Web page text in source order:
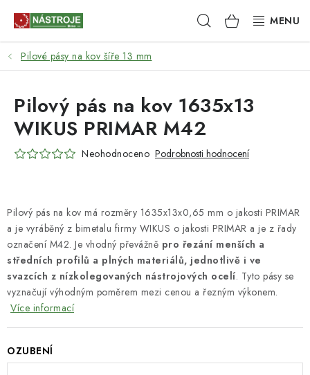
Hledat NÁKUPNÍ
KOŠÍK
NÁSTROJE
AKCE
BRUSIVO
RUČNÍ NÁŘADÍ, PŘÍPRAVKY
STROJE
KONTAKTY
DÁRKOVÉ POUKAZY
Pilové pásy na kov šíře 13 mm
Pilový pás na kov má rozměry 1635x13x0,65 mm o jakosti PRIMAR
a je vyráběný z bimetalu firmy WIKUS o jakosti PRIMAR a je z řady
označení M42. Je vhodný převážně pro řezání menších a
středních profilů a plných materiálů, jednotlivě i ve
svazcích z nízkolegovaných nástrojových ocelí. Tyto pásy se
vyznačují výhodným poměrem mezi cenou a řezným výkonem.
Více informací
OZUBENÍ
Pilový pás na kov 1635x13
WIKUS PRIMAR M42
Neohodnoceno Podrobnosti hodnocení